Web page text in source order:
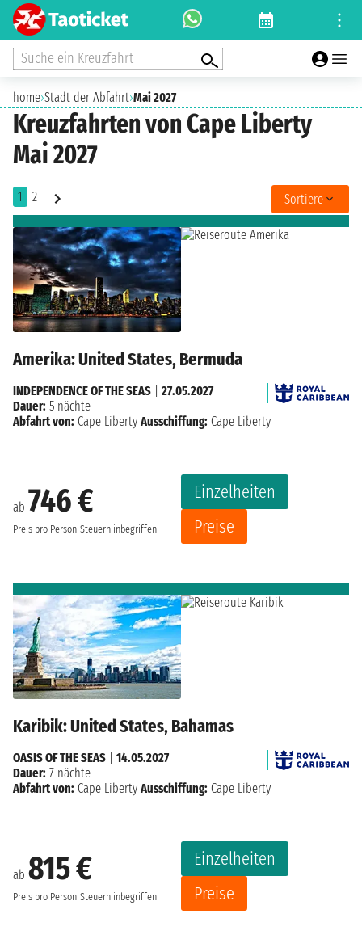
Suche ein Kreuzfahrt
home›Stadt der Abfahrt›Mai 2027
Kreuzfahrten von Cape Liberty
Mai 2027
1 2 Sortiere
Amerika: United States, Bermuda
ab 746 €
Preis pro Person Steuern inbegriffen
Einzelheiten
Preise
INDEPENDENCE OF THE SEAS
27.05.2027
Dauer: 5 nächte
Abfahrt von: Cape Liberty Ausschiffung: Cape Liberty
Karibik: United States, Bahamas
ab 815 €
Preis pro Person Steuern inbegriffen
Einzelheiten
Preise
OASIS OF THE SEAS
14.05.2027
Dauer: 7 nächte
Abfahrt von: Cape Liberty Ausschiffung: Cape Liberty